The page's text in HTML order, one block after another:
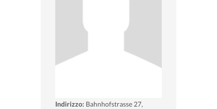
Indirizzo: Bahnhofstrasse 27,